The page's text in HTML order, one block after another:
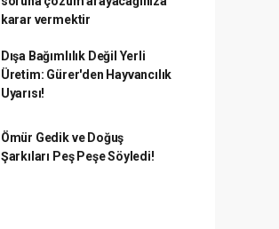
karar vermektir
Dışa Bağımlılık Değil Yerli
Üretim: Gürer'den Hayvancılık
Uyarısı!
Ömür Gedik ve Doğuş
Şarkıları Peş Peşe Söyledi!